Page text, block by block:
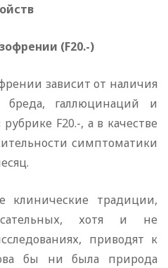
(F20.-)
зависит от наличия
галлюцинаций и
F20.-, а в качестве
симптоматики
клинические традиции,
хотя и не
приводят к
бы ни была природа